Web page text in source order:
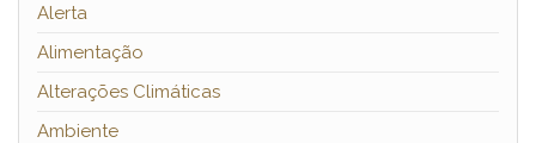
Alerta
Alimentação
Alterações Climáticas
Ambiente